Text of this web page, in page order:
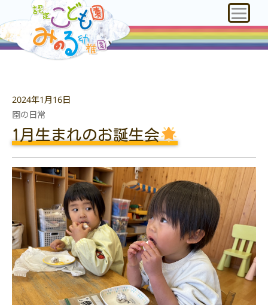
2024年1月16日
園の日常
1月生まれのお誕生会